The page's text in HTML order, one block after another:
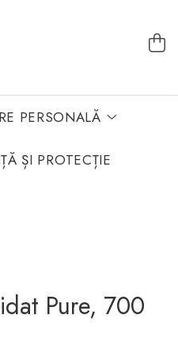
PERSONALĂ
ȘI PROTECȚIE
Pure, 700